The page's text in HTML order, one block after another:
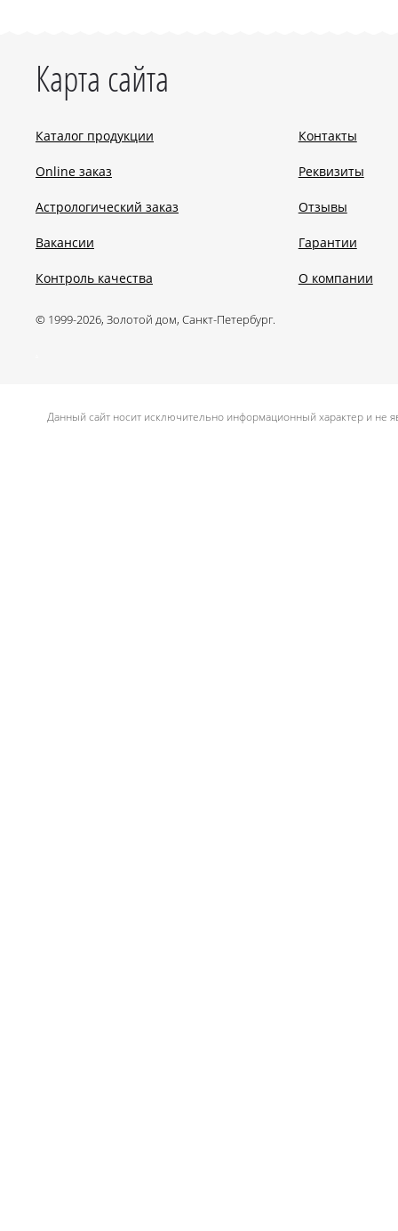
Карта сайта
Каталог продукции
Online заказ
Астрологический заказ
Вакансии
Контроль качества
Контакты
Реквизиты
Отзывы
Гарантии
О компании
© 1999-2026, Золотой дом, Санкт-Петербург.
Данный сайт носит исключительно информационный характер и не